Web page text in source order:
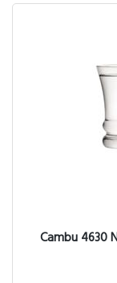
Cambu 4630